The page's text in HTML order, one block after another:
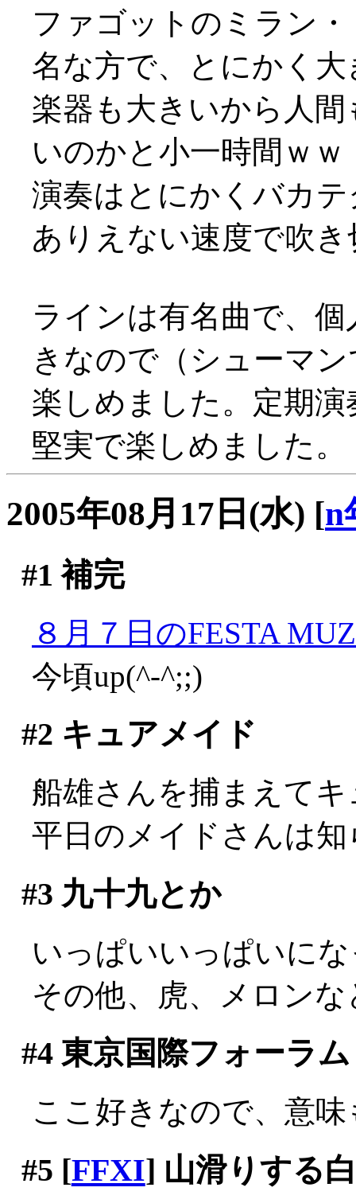
ファゴットのミラン
名な方で、とにかく大
楽器も大きいから人
いのかと小一時間ｗｗ
演奏はとにかくバカ
ありえない速度で吹
ラインは有名曲で、
きなので（シューマ
楽しめました。定期
堅実で楽しめました。
2005年08月17日(水) [n
#1 補完
８月７日のFESTA
今頃up(^-^;;)
#2 キュアメイド
船雄さんを捕まえて
平日のメイドさんは
#3 九十九とか
いっぱいいっぱいに
その他、虎、メロン
#4東京国際フォーラム
ここ好きなので、意
#5 [FFXI] 山滑りする